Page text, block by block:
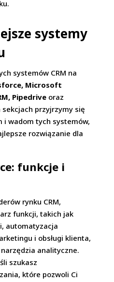
systemy
systemów CRM na
Microsoft
Pipedrive oraz
sekcjach przyjrzymy się
i wadom tych systemów,
rozwiązanie dla
funkcje i
rynku CRM,
funkcji, takich jak
automatyzacja
i obsługi klienta,
analityczne.
szukasz
które pozwoli Ci